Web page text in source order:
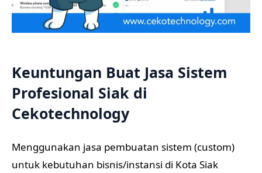
Keuntungan Buat Jasa Sistem
Profesional Siak di
Cekotechnology
Menggunakan jasa pembuatan sistem (custom)
untuk kebutuhan bisnis/instansi di Kota Siak